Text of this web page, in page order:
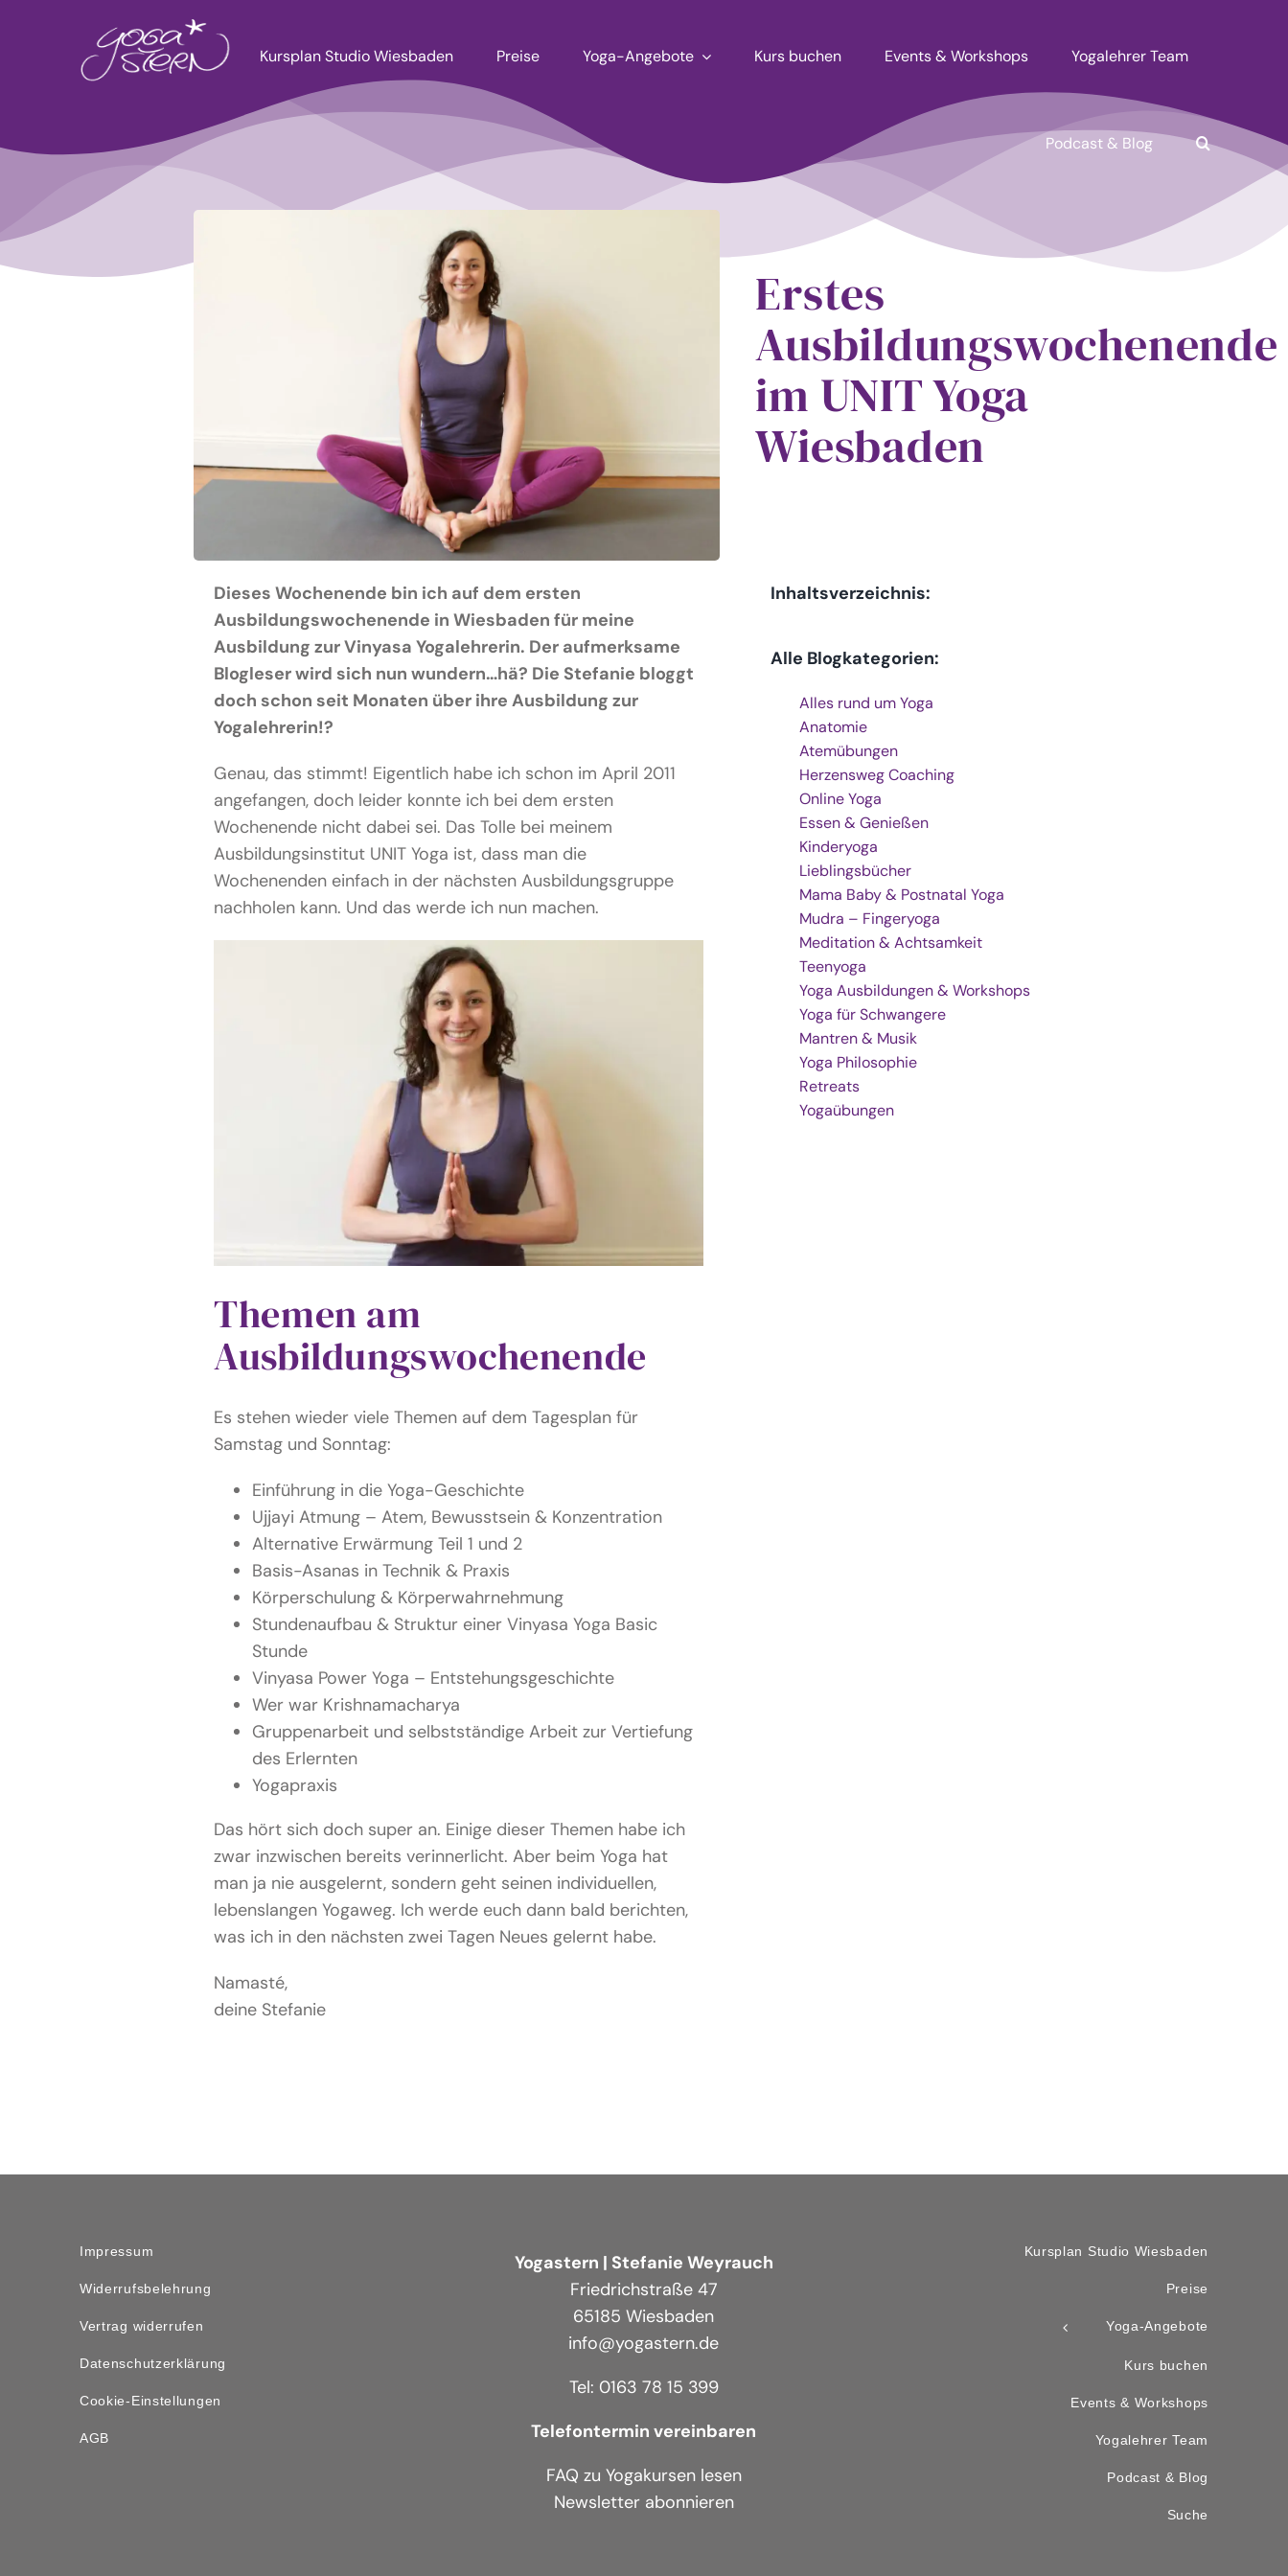
Kursplan Studio Wiesbaden Preise Yoga-Angebote Kurs buchen Events & Workshops Yogalehrer Team
Podcast & Blog
Erstes
Ausbildungswochenende
im UNIT Yoga
Wiesbaden
Dieses Wochenende bin ich auf dem ersten
Ausbildungswochenende in Wiesbaden für meine
Ausbildung zur Vinyasa Yogalehrerin. Der aufmerksame
Blogleser wird sich nun wundern…hä? Die Stefanie bloggt
doch schon seit Monaten über ihre Ausbildung zur
Yogalehrerin!?
Genau, das stimmt! Eigentlich habe ich schon im April 2011
angefangen, doch leider konnte ich bei dem ersten
Wochenende nicht dabei sei. Das Tolle bei meinem
Ausbildungsinstitut UNIT Yoga ist, dass man die
Wochenenden einfach in der nächsten Ausbildungsgruppe
nachholen kann. Und das werde ich nun machen.
Themen am
Ausbildungswochenende
Es stehen wieder viele Themen auf dem Tagesplan für
Samstag und Sonntag:
Einführung in die Yoga-Geschichte
Ujjayi Atmung – Atem, Bewusstsein & Konzentration
Alternative Erwärmung Teil 1 und 2
Basis-Asanas in Technik & Praxis
Körperschulung & Körperwahrnehmung
Stundenaufbau & Struktur einer Vinyasa Yoga Basic
Stunde
Vinyasa Power Yoga – Entstehungsgeschichte
Wer war Krishnamacharya
Gruppenarbeit und selbstständige Arbeit zur Vertiefung
des Erlernten
Yogapraxis
Das hört sich doch super an. Einige dieser Themen habe ich
zwar inzwischen bereits verinnerlicht. Aber beim Yoga hat
man ja nie ausgelernt, sondern geht seinen individuellen,
lebenslangen Yogaweg. Ich werde euch dann bald berichten,
was ich in den nächsten zwei Tagen Neues gelernt habe.
Namasté,
deine Stefanie
Inhaltsverzeichnis:
Alle Blogkategorien:
Alles rund um Yoga
Anatomie
Atemübungen
Herzensweg Coaching
Online Yoga
Essen & Genießen
Kinderyoga
Lieblingsbücher
Mama Baby & Postnatal Yoga
Mudra – Fingeryoga
Meditation & Achtsamkeit
Teenyoga
Yoga Ausbildungen & Workshops
Yoga für Schwangere
Mantren & Musik
Yoga Philosophie
Retreats
Yogaübungen
Impressum
Widerrufsbelehrung
Vertrag widerrufen
Datenschutzerklärung
Cookie-Einstellungen
AGB
Yogastern | Stefanie Weyrauch
Friedrichstraße 47
65185 Wiesbaden
info@yogastern.de
Tel: 0163 78 15 399
Telefontermin vereinbaren
FAQ zu Yogakursen lesen
Newsletter abonnieren
Kursplan Studio Wiesbaden
Preise
Yoga-Angebote
Kurs buchen
Events & Workshops
Yogalehrer Team
Podcast & Blog
Suche